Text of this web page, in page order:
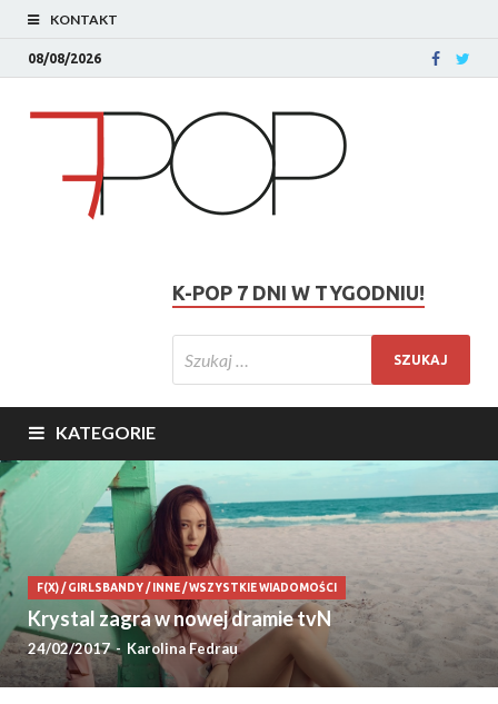
KONTAKT
08/08/2026
K-POP 7 DNI W TYGODNIU!
KATEGORIE
F(X)/GIRLSBANDY/ INNE/WSZYSTKIE WIADOMOŚCI
Krystal zagra w nowej dramie tvN
24/02/2017- Karolina Fedrau